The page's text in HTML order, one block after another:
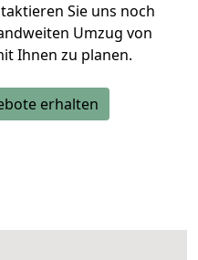
Sie uns noch
Umzug von
Ihnen zu planen.
erhalten